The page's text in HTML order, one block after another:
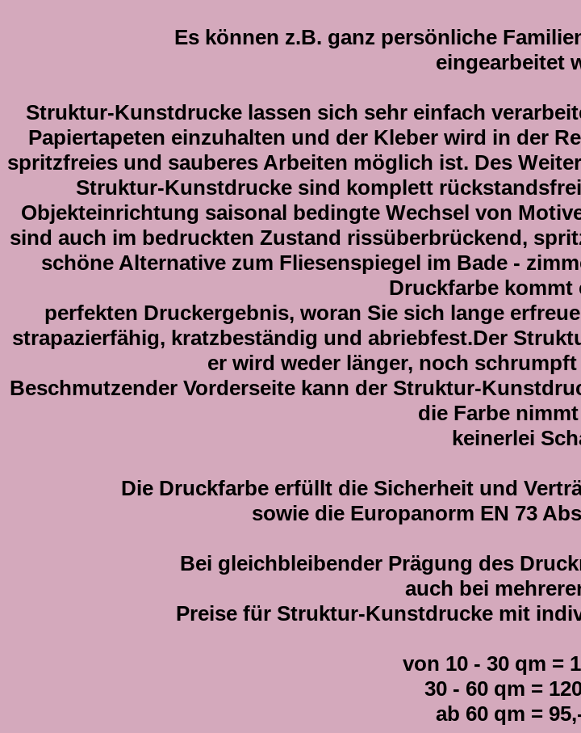
Es können z.B. ganz persönliche
eingearbeitet
Struktur-Kunstdrucke lassen sich sehr einfach
Papiertapeten einzuhalten und der Kleber wird in der
spritzfreies und sauberes Arbeiten möglich ist. Des
Struktur-Kunstdrucke sind komplett
Objekteinrichtung saisonal bedingte Wechsel von
sind auch im bedruckten Zustand rissüberbrückend,
schöne Alternative zum Fliesenspiegel im Bade -
Druckfarbe kommt
perfekten Druckergebnis, woran Sie sich lange
strapazierfähig, kratzbeständig und abriebfest.Der
er wird weder länger, noch
Beschmutzender Vorderseite kann der Struktur-
die Farbe
keinerlei
Die Druckfarbe erfüllt die Sicherheit und
sowie die Europanorm EN 73
Bei gleichbleibender Prägung des
auch bei
Preise für Struktur-Kunstdrucke mit
von 10 - 30 qm =
30 - 60 qm =
ab 60 qm =